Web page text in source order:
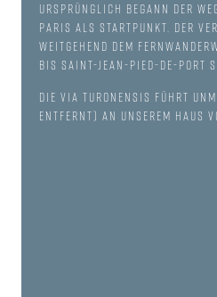
Ursprünglich begann der
Paris als Startpunkt. Der
weitgehend dem
bis Saint-Jean-Pied-de-Port
Die Via Turonensis führt
entfernt) an unserem Haus